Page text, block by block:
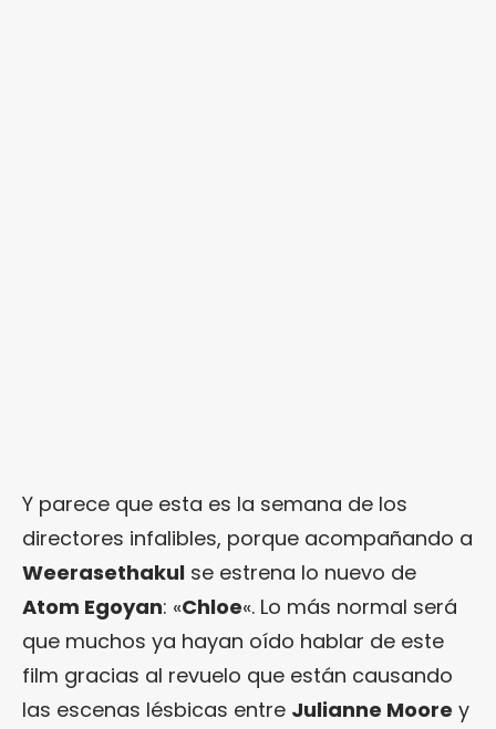
Y parece que esta es la semana de los
directores infalibles, porque acompañando a
Weerasethakul se estrena lo nuevo de
Atom Egoyan: «Chloe«. Lo más normal será
que muchos ya hayan oído hablar de este
film gracias al revuelo que están causando
las escenas lésbicas entre Julianne Moore y